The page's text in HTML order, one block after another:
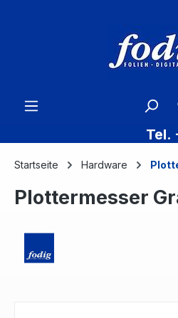
Tel.
Startseite Hardware
Plottermesser